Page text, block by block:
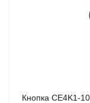
Кнопка CE4K1-